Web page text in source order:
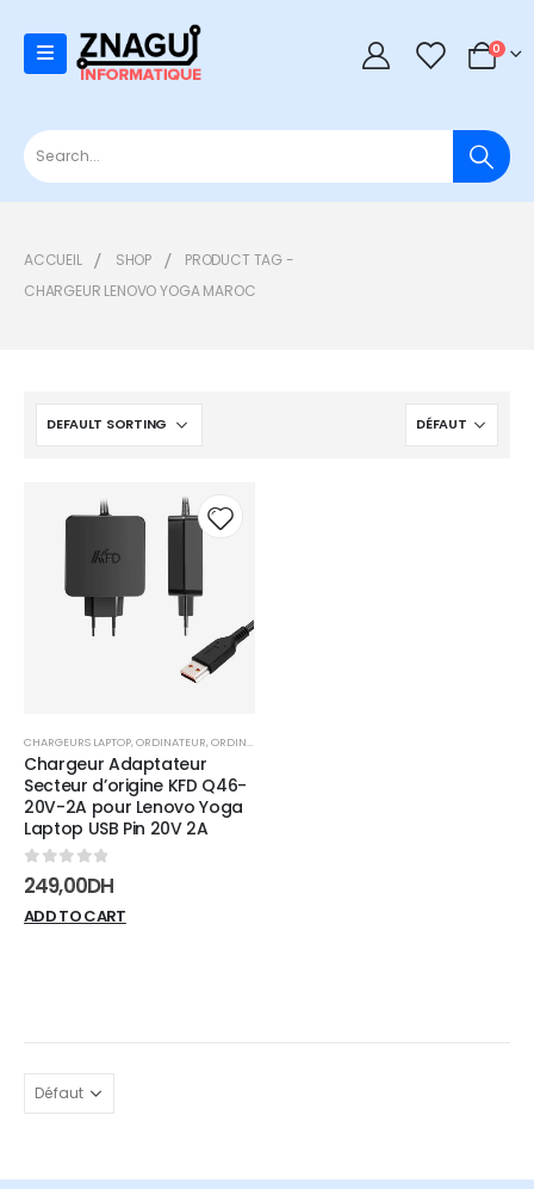
0 0
ACCUEIL SHOP
PRODUCT TAG -
CHARGEUR LENOVO YOGA MAROC
wishlist
CHARGEURS LAPTOP,ORDINATEUR,ORDINATEUR PORTABLE
Chargeur Adaptateur
Secteur d’origine KFD Q46-
20V-2A pour Lenovo Yoga
Laptop USB Pin 20V 2A
0 sur 5
249,00DH
ADD TO CART